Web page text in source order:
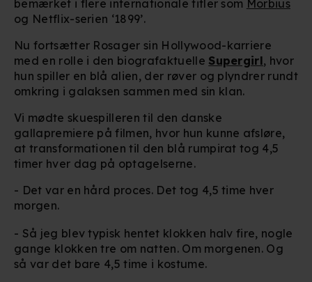
bemærket i flere internationale titler som Morbius
og Netflix-serien ‘1899’.
Nu fortsætter Rosager sin Hollywood-karriere
med en rolle i den biografaktuelle Supergirl, hvor
hun spiller en blå alien, der røver og plyndrer rundt
omkring i galaksen sammen med sin klan.
Vi mødte skuespilleren til den danske
gallapremiere på filmen, hvor hun kunne afsløre,
at transformationen til den blå rumpirat tog 4,5
timer hver dag på optagelserne.
- Det var en hård proces. Det tog 4,5 time hver
morgen.
- Så jeg blev typisk hentet klokken halv fire, nogle
gange klokken tre om natten. Om morgenen. Og
så var det bare 4,5 time i kostume.